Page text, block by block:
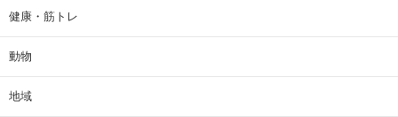
健康・筋トレ
動物
地域